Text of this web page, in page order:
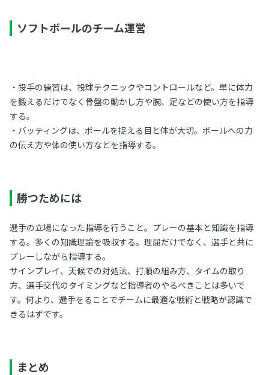
ソフトボールのチーム運営
・投手の練習は、投球テクニックやコントロールなど。単に体力
を鍛えるだけでなく骨盤の動かし方や腕、足などの使い方を指導
する。
・バッティングは、ボールを捉える目と体が大切。ボールへの力
の伝え方や体の使い方などを指導する。
勝つためには
選手の立場になった指導を行うこと。プレーの基本と知識を指導
する。多くの知識理論を吸収する。理屈だけでなく、選手と共に
プレーしながら指導する。
サインプレイ、天候での対処法、打順の組み方、タイムの取り
方、選手交代のタイミングなど指導者のやるべきことは多いで
す。何より、選手をることでチームに最適な戦術と戦略が認識で
きるはずです。
まとめ